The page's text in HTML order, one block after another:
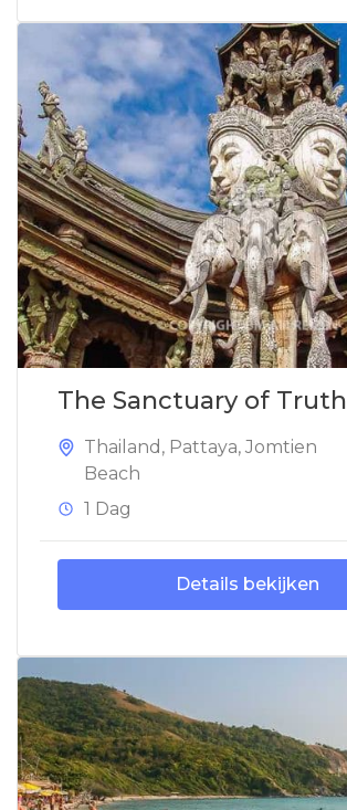
The Sanctuary of Truth
Thailand , Pattaya, Jomtien
Beach
1 Dag
Details bekijken